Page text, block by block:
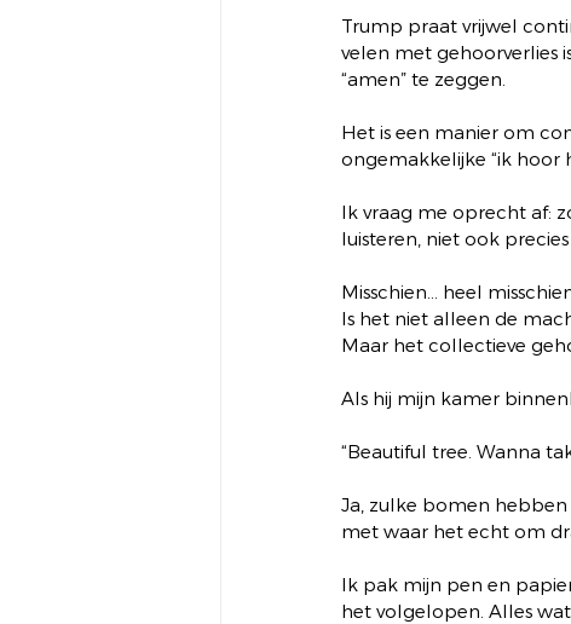
Trump praat vrijwel
velen met gehoorverlies
“amen” te zeggen.
Het is een manier om
ongemakkelijke “ik hoor
Ik vraag me oprecht af:
luisteren, niet ook
Misschien… heel
Is het niet alleen de
Maar het collectieve
Als hij mijn kamer
“Beautiful tree. Wanna
Ja, zulke bomen
met waar het echt om
Ik pak mijn pen en
het volgelopen. Alles